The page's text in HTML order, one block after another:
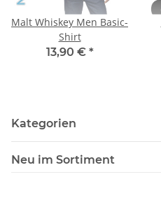
Malt Whiskey Men Basic-
Shirt
13,90 € *
Kategorien
Neu im Sortiment